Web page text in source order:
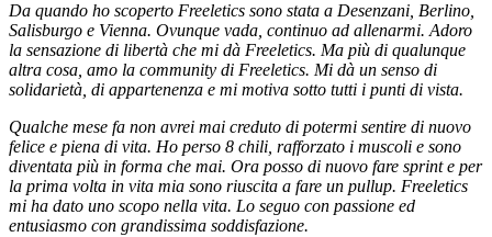
Da quando ho scoperto Freeletics sono stata a Desenzani, Berlino,
Salisburgo e Vienna. Ovunque vada, continuo ad allenarmi. Adoro
la sensazione di libertà che mi dà Freeletics. Ma più di qualunque
altra cosa, amo la community di Freeletics. Mi dà un senso di
solidarietà, di appartenenza e mi motiva sotto tutti i punti di vista.
Qualche mese fa non avrei mai creduto di potermi sentire di nuovo
felice e piena di vita. Ho perso 8 chili, rafforzato i muscoli e sono
diventata più in forma che mai. Ora posso di nuovo fare sprint e per
la prima volta in vita mia sono riuscita a fare un pullup. Freeletics
mi ha dato uno scopo nella vita. Lo seguo con passione ed
entusiasmo con grandissima soddisfazione.